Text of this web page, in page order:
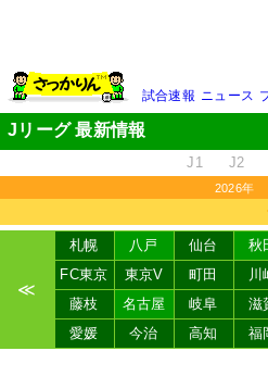
試合速報 ニュース
Jリーグ 最新情報
J1 J2
2026年
≪
札幌 八戸 仙台 秋
FC東京
東京V 町田 川
藤枝
名古屋 岐阜 滋
愛媛
今治 高知 福